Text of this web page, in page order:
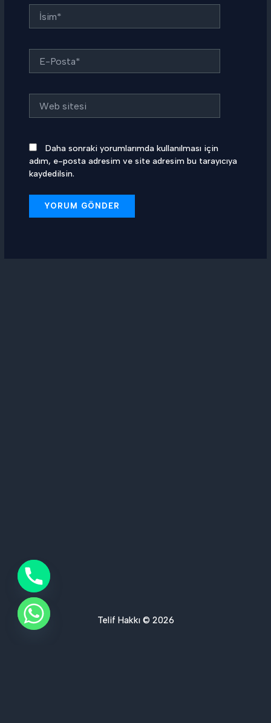
İsim*
Posta*
sitesi
Daha sonraki yorumlarımda kullanılması için
adım, e-posta adresim ve site adresim bu tarayıcıya
kaydedilsin.
Telif Hakkı © 2026